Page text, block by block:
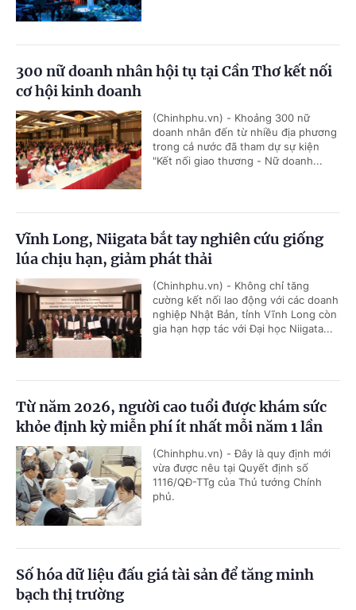
300 nữ doanh nhân hội tụ tại Cần Thơ kết nối
cơ hội kinh doanh
(Chinhphu.vn) - Khoảng 300 nữ
doanh nhân đến từ nhiều địa phương
trong cả nước đã tham dự sự kiện
"Kết nối giao thương - Nữ doanh...
Vĩnh Long, Niigata bắt tay nghiên cứu giống
lúa chịu hạn, giảm phát thải
(Chinhphu.vn) - Không chỉ tăng
cường kết nối lao động với các doanh
nghiệp Nhật Bản, tỉnh Vĩnh Long còn
gia hạn hợp tác với Đại học Niigata...
Từ năm 2026, người cao tuổi được khám sức
khỏe định kỳ miễn phí ít nhất mỗi năm 1 lần
(Chinhphu.vn) - Đây là quy định mới
vừa được nêu tại Quyết định số
1116/QĐ-TTg của Thủ tướng Chính
phủ.
Số hóa dữ liệu đấu giá tài sản để tăng minh
bạch thị trường